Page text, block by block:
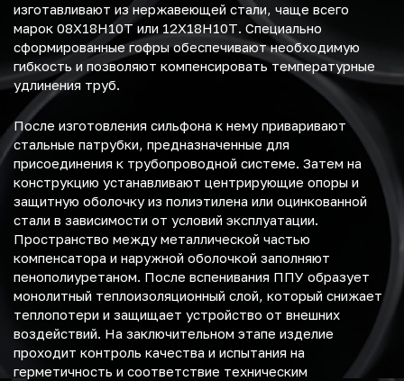
изготавливают из нержавеющей стали, чаще всего
марок 08Х18Н10Т или 12Х18Н10Т. Специально
сформированные гофры обеспечивают необходимую
гибкость и позволяют компенсировать температурные
удлинения труб.
После изготовления сильфона к нему приваривают
стальные патрубки, предназначенные для
присоединения к трубопроводной системе. Затем на
конструкцию устанавливают центрирующие опоры и
защитную оболочку из полиэтилена или оцинкованной
стали в зависимости от условий эксплуатации.
Пространство между металлической частью
компенсатора и наружной оболочкой заполняют
пенополиуретаном. После вспенивания ППУ образует
монолитный теплоизоляционный слой, который снижает
теплопотери и защищает устройство от внешних
воздействий. На заключительном этапе изделие
проходит контроль качества и испытания на
герметичность и соответствие техническим